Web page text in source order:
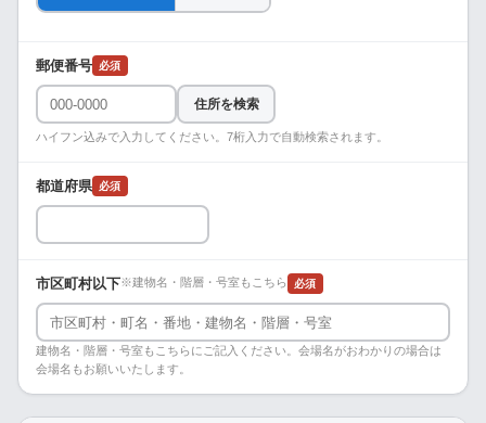
郵便番号 必須
住所を検索
ハイフン込みで入力してください。7桁入力で自動検索されます。
都道府県 必須
市区町村以下※建物名・階層・号室もこちら 必須
建物名・階層・号室もこちらにご記入ください。会場名がおわかりの場合は
会場名もお願いいたします。